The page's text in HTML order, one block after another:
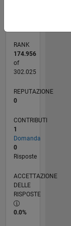
RANK
174.956
of
302.025
REPUTAZIONE
0
CONTRIBUTI
1
Domanda
0
Risposte
ACCETTAZIONE
DELLE
RISPOSTE
0.0%